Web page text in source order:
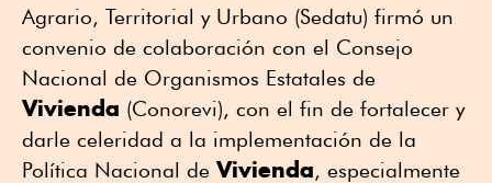
Agrario, Territorial y Urbano (Sedatu) firmó un
convenio de colaboración con el Consejo
Nacional de Organismos Estatales de
Vivienda (Conorevi), con el fin de fortalecer y
darle celeridad a la implementación de la
Política Nacional deVivienda, especialmente